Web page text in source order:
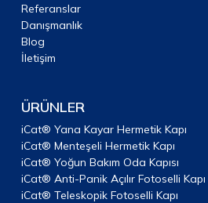
Referanslar
Danışmanlık
Blog
İletişim
ÜRÜNLER
iCat® Yana Kayar Hermetik Kapı
iCat® Menteşeli Hermetik Kapı
iCat® Yoğun Bakım Oda Kapısı
iCat® Anti-Panik Açılır Fotoselli Kapı
iCat® Teleskopik Fotoselli Kapı